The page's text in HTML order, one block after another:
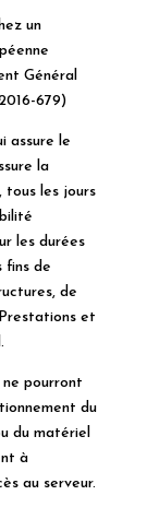
un
Général
679)
assure le
la
tous les jours
les durées
fins de
de
et
pourront
du
du matériel
à
au serveur.